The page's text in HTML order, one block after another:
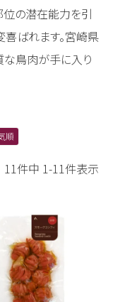
位の潜在能力を引
ばれます。宮崎県
鳥肉が手に入り
順
11 件中 1-11 件表示